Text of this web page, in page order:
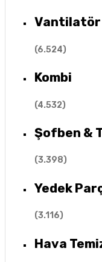
Vantilatör
(6.524)
Kombi
(4.532)
Şofben &
(3.398)
Yedek
(3.116)
Hava